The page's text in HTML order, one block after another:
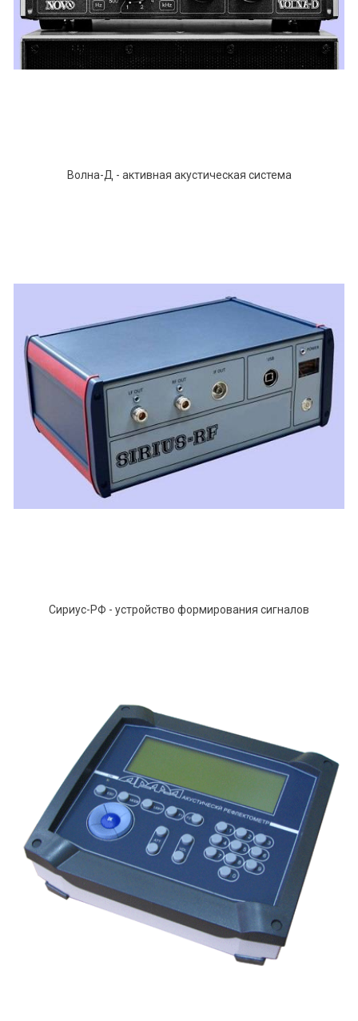
Волна-Д - активная акустическая система
Сириус-РФ - устройство формирования сигналов